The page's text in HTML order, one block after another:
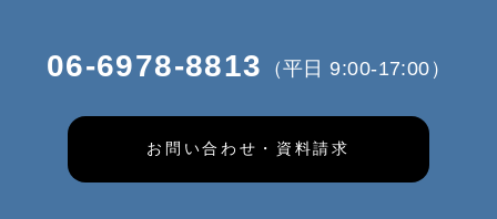
06-6978-8813 （平日 9:00-17:00）
お問い合わせ・資料請求